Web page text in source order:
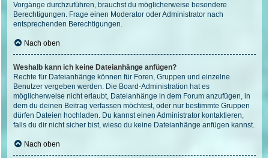
Vorgänge durchzuführen, brauchst du möglicherweise besondere
Berechtigungen. Frage einen Moderator oder Administrator nach
entsprechenden Berechtigungen.
Nach oben
Weshalb kann ich keine Dateianhänge anfügen?
Rechte für Dateianhänge können für Foren, Gruppen und einzelne
Benutzer vergeben werden. Die Board-Administration hat es
möglicherweise nicht erlaubt, Dateianhänge in dem Forum anzufügen, in
dem du deinen Beitrag verfassen möchtest, oder nur bestimmte Gruppen
dürfen Dateien hochladen. Du kannst einen Administrator kontaktieren,
falls du dir nicht sicher bist, wieso du keine Dateianhänge anfügen kannst.
Nach oben